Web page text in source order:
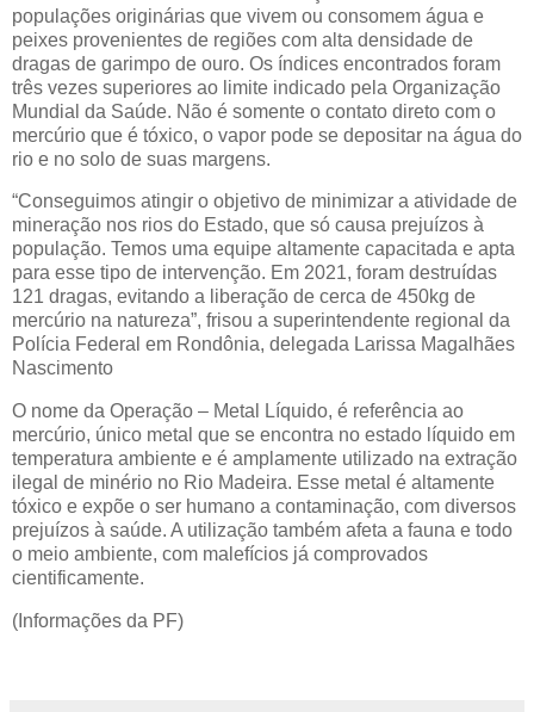
populações originárias que vivem ou consomem água e
peixes provenientes de regiões com alta densidade de
dragas de garimpo de ouro. Os índices encontrados foram
três vezes superiores ao limite indicado pela Organização
Mundial da Saúde. Não é somente o contato direto com o
mercúrio que é tóxico, o vapor pode se depositar na água do
rio e no solo de suas margens.
“Conseguimos atingir o objetivo de minimizar a atividade de
mineração nos rios do Estado, que só causa prejuízos à
população. Temos uma equipe altamente capacitada e apta
para esse tipo de intervenção. Em 2021, foram destruídas
121 dragas, evitando a liberação de cerca de 450kg de
mercúrio na natureza”, frisou a superintendente regional da
Polícia Federal em Rondônia, delegada Larissa Magalhães
Nascimento
O nome da Operação – Metal Líquido, é referência ao
mercúrio, único metal que se encontra no estado líquido em
temperatura ambiente e é amplamente utilizado na extração
ilegal de minério no Rio Madeira. Esse metal é altamente
tóxico e expõe o ser humano a contaminação, com diversos
prejuízos à saúde. A utilização também afeta a fauna e todo
o meio ambiente, com malefícios já comprovados
cientificamente.
(Informações da PF)